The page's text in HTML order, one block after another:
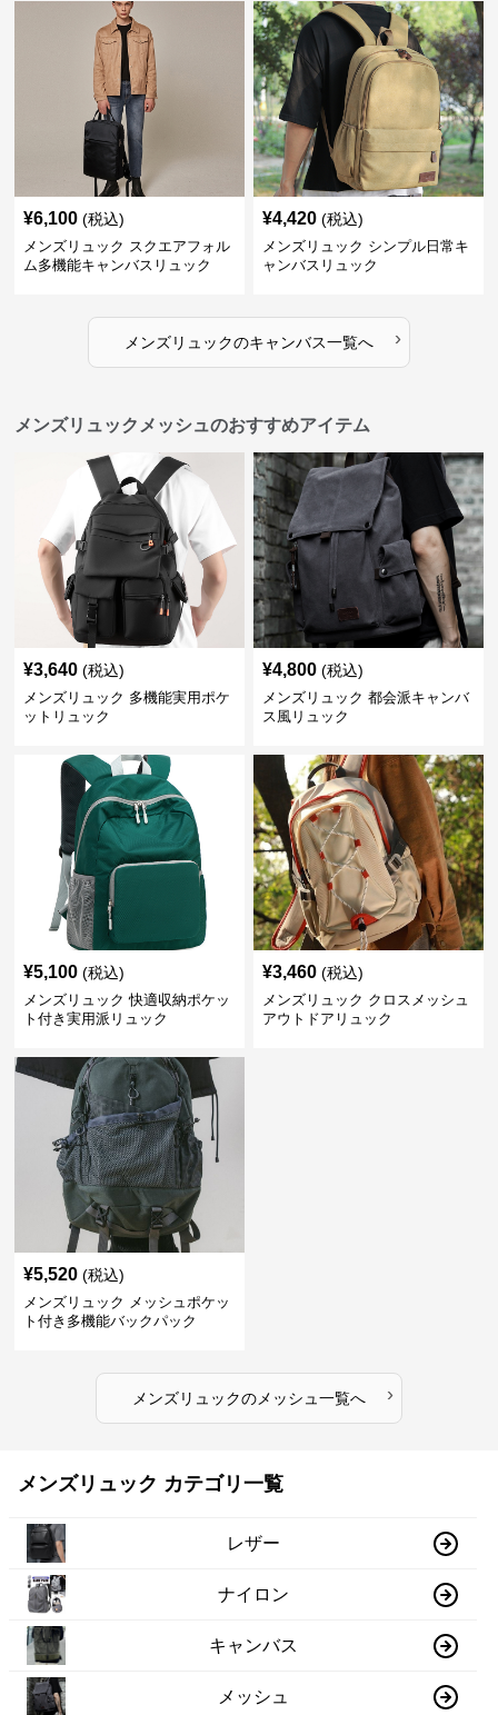
¥6,100 (税込)
メンズリュック スクエアフォル
ム多機能キャンバスリュック
¥4,420 (税込)
メンズリュック シンプル日常キ
ャンバスリュック
メンズリュックのキャンバス一覧へ ›
メンズリュックメッシュのおすすめアイテム
¥3,640 (税込)
メンズリュック 多機能実用ポケ
ットリュック
¥4,800 (税込)
メンズリュック 都会派キャンバ
ス風リュック
¥5,100 (税込)
メンズリュック 快適収納ポケッ
ト付き実用派リュック
¥3,460 (税込)
メンズリュック クロスメッシュ
アウトドアリュック
¥5,520 (税込)
メンズリュック メッシュポケッ
ト付き多機能バックパック
メンズリュックのメッシュ 一覧へ ›
メンズリュック カテゴリ一覧
レザー
ナイロン
キャンバス
メッシュ